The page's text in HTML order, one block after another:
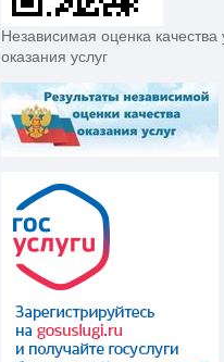
Независимая оценка качества
оказания услуг